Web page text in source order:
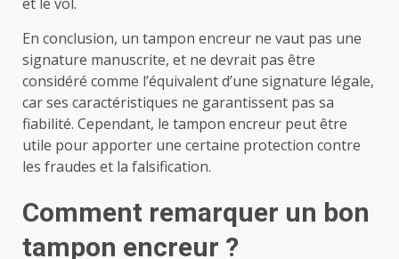
En conclusion, un tampon encreur ne vaut pas une
signature manuscrite, et ne devrait pas être
considéré comme l’équivalent d’une signature légale,
car ses caractéristiques ne garantissent pas sa
fiabilité. Cependant, le tampon encreur peut être
utile pour apporter une certaine protection contre
les fraudes et la falsification.
Comment remarquer un bon
tampon encreur ?